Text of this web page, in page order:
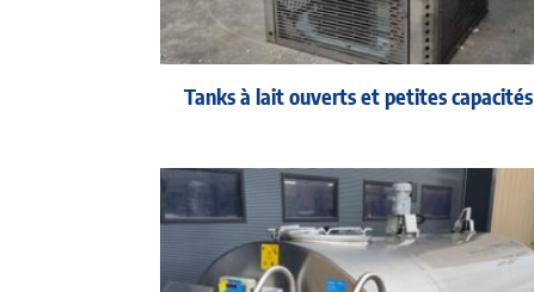
Tanks à lait ouverts et petites capacités